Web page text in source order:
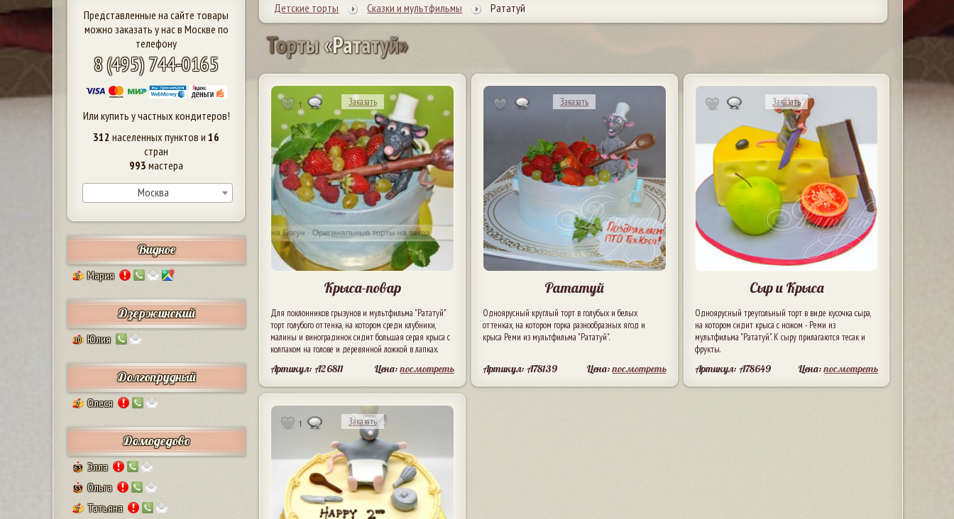
Представленные на сайте товары
можно заказать у нас в Москве по
телефону
8 (495) 744-0165
Или купить у частных кондитеров!
312 населенных пунктов и16
стран
993 мастера
Москва
Видное
5 Мария
Дзержинский
10 Юлия
Долгопрудный
2 Олеся
Домодедово
63 Элла
55 Ольга
7 Татьяна
Детские торты Сказки и мультфильмы Рататуй
Торты«Рататуй»
1 Заказать
Крыса-повар
Для поклонников грызунов и мультфильма "Рататуй"
торт голубого оттенка, на котором среди клубники,
малины и виноградинок сидит большая серая крыса с
колпаком на голове и деревянной ложкой в лапках.
Артикул: A26811 Цена:посмотреть
Заказать
Рататуй
Одноярусный круглый торт в голубых и белых
оттенках, на котором горка разнообразных ягод и
крыса Реми из мультфильма "Рататуй".
Артикул: A78139 Цена:посмотреть
Заказать
Сыр и Крыса
Одноярусный треугольный торт в виде кусочка сыра,
на котором сидит крыса с ножом - Реми из
мультфильма "Рататуй". К сыру прилагаются тесак и
фрукты.
Артикул: A78649 Цена:посмотреть
1 Заказать